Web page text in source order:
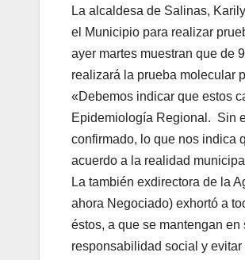
La alcaldesa de Salinas,
el Municipio para realizar
ayer martes muestran que de
realizará la prueba molecular
«Debemos indicar que estos
Epidemiología Regional. Sin
confirmado, lo que nos indica
acuerdo a la realidad
La también exdirectora de la
ahora Negociado) exhortó a
éstos, a que se mantengan
responsabilidad social y